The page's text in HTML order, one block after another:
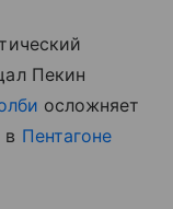
Пекин
осложняет
в Пентагоне